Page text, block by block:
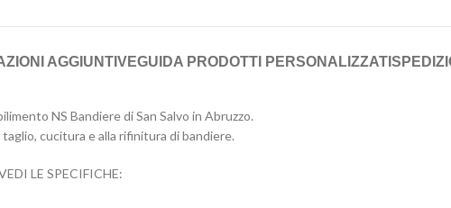
AGGIUNTIVEGUIDA PRODOTTI PERSONALIZZATI
NS Bandiere di San Salvo in Abruzzo.
cucitura e alla rifinitura di bandiere.
LE SPECIFICHE: